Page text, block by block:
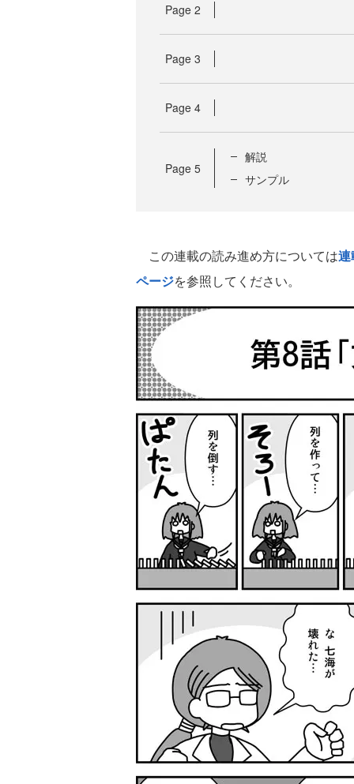
Page 2
Page 3
Page 4
Page 5
解説
サンプル
この連載の読み進め方については連
ページを参照してください。